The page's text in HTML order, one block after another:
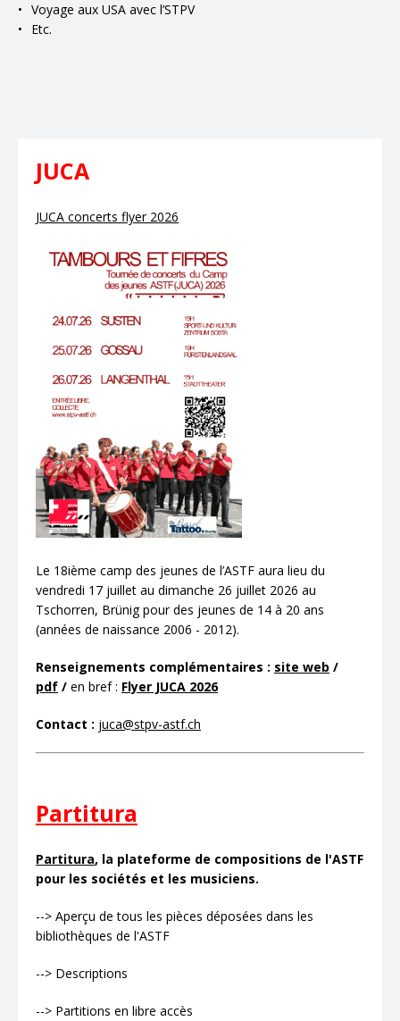
Voyage aux USA avec l’STPV
Etc.
JUCA
JUCA concerts flyer 2026
Le 18ième camp des jeunes de l’ASTF aura lieu du
vendredi 17 juillet au dimanche 26 juillet 2026 au
Tschorren, Brünig pour des jeunes de 14 à 20 ans
(années de naissance 2006 - 2012).
Renseignements complémentaires : site web /
pdf / en bref : Flyer JUCA 2026
Contact : juca@stpv-astf.ch
Partitura
Partitura, la plateforme de compositions de l'ASTF
pour les sociétés et les musiciens.
--> Aperçu de tous les pièces déposées dans les
bibliothèques de l'ASTF
--> Descriptions
--> Partitions en libre accès